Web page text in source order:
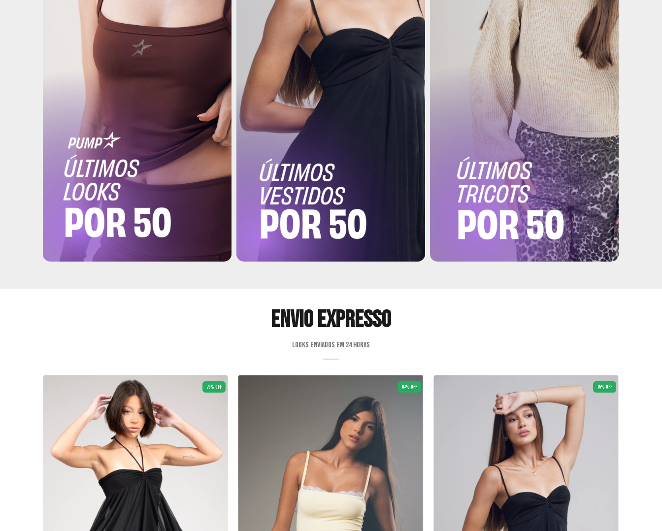
ENVIO EXPRESSO
looks enviados em 24 horas
75%OFF 64% OFF 75% OFF